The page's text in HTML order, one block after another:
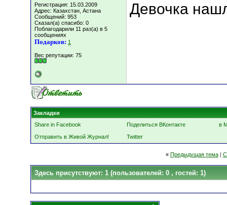
Регистрация: 15.03.2009
Адрес: Казахстан, Астана
Сообщений: 953
Сказал(а) спасибо: 0
Поблагодарили 11 раз(а) в 5
сообщениях
Подарков: 1
Вес репутации: 75
Девочка
Закладки
Share in Facebook
Поделиться ВКонтакте
в
Отправить в Живой Журнал!
Twitter
« Предыдущая тема|
Здесь присутствуют: 1 (пользователей: 0 , гостей: 1)